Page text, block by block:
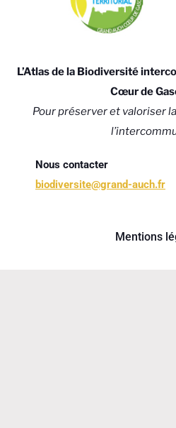
L’Atlas de la Biodiversité
Cœur de
Pour préserver et valoriser
Nous contacter
biodiversite@grand-auch.fr
Mentions